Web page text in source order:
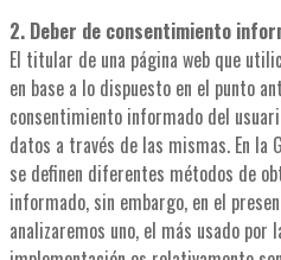
2. Deber de consentimiento
El titular de una página web que
en base a lo dispuesto en el punto
consentimiento informado del
datos a través de las mismas. En la
se definen diferentes métodos de
informado, sin embargo, en el
analizaremos uno, el más usado por